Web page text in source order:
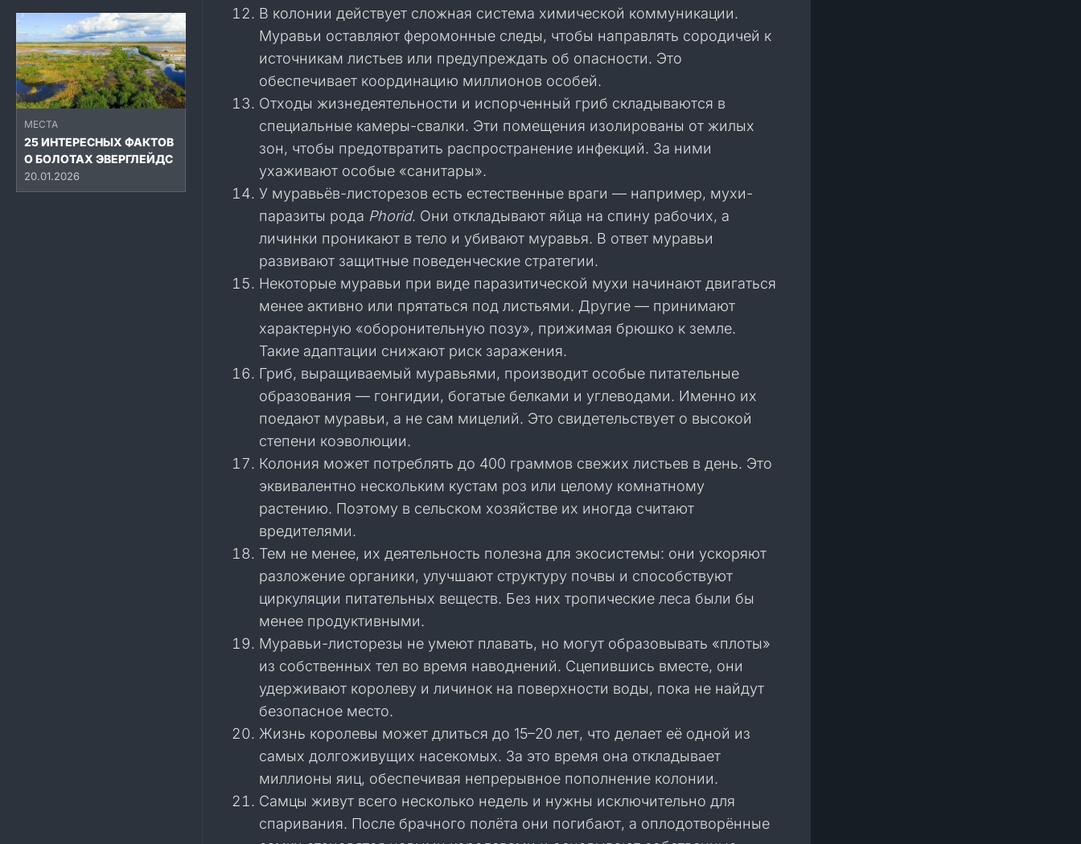
МЕСТА
25 ИНТЕРЕСНЫХ ФАКТОВ
О БОЛОТАХ ЭВЕРГЛЕЙДС
20.01.2026
В колонии действует сложная система химической коммуникации.
Муравьи оставляют феромонные следы, чтобы направлять сородичей к
источникам листьев или предупреждать об опасности. Это
обеспечивает координацию миллионов особей.
Отходы жизнедеятельности и испорченный гриб складываются в
специальные камеры-свалки. Эти помещения изолированы от жилых
зон, чтобы предотвратить распространение инфекций. За ними
ухаживают особые «санитары».
У муравьёв-листорезов есть естественные враги — например, мухи-
паразиты рода Phorid. Они откладывают яйца на спину рабочих, а
личинки проникают в тело и убивают муравья. В ответ муравьи
развивают защитные поведенческие стратегии.
Некоторые муравьи при виде паразитической мухи начинают двигаться
менее активно или прятаться под листьями. Другие — принимают
характерную «оборонительную позу», прижимая брюшко к земле.
Такие адаптации снижают риск заражения.
Гриб, выращиваемый муравьями, производит особые питательные
образования — гонгидии, богатые белками и углеводами. Именно их
поедают муравьи, а не сам мицелий. Это свидетельствует о высокой
степени коэволюции.
Колония может потреблять до 400 граммов свежих листьев в день. Это
эквивалентно нескольким кустам роз или целому комнатному
растению. Поэтому в сельском хозяйстве их иногда считают
вредителями.
Тем не менее, их деятельность полезна для экосистемы: они ускоряют
разложение органики, улучшают структуру почвы и способствуют
циркуляции питательных веществ. Без них тропические леса были бы
менее продуктивными.
Муравьи-листорезы не умеют плавать, но могут образовывать «плоты»
из собственных тел во время наводнений. Сцепившись вместе, они
удерживают королеву и личинок на поверхности воды, пока не найдут
безопасное место.
Жизнь королевы может длиться до 15–20 лет, что делает её одной из
самых долгоживущих насекомых. За это время она откладывает
миллионы яиц, обеспечивая непрерывное пополнение колонии.
Самцы живут всего несколько недель и нужны исключительно для
спаривания. После брачного полёта они погибают, а оплодотворённые